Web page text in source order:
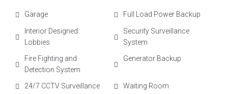
Garage Full Load Power Backup
Interior Designed
Lobbies
Security Surveillance
System
Fire Fighting and
Detection System
Generator Backup
24/7 CCTV Surveillance Waiting Room